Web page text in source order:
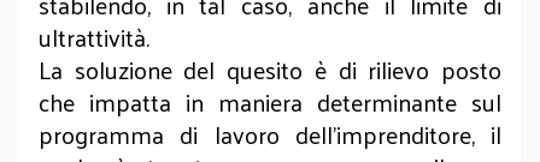
ultrattività.
La soluzione del quesito è di rilievo posto
che impatta in maniera determinante sul
programma di lavoro dell’imprenditore, il